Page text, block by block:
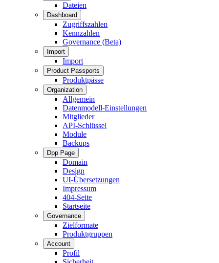
Dateien
Dashboard
Zugriffszahlen
Kennzahlen
Governance (Beta)
Import
Import
Product Passports
Produktpässe
Organization
Allgemein
Datenmodell-Einstellungen
Mitglieder
API-Schlüssel
Module
Backups
Dpp Page
Domain
Design
UI-Übersetzungen
Impressum
404-Seite
Startseite
Governance
Zielformate
Produktgruppen
Account
Profil